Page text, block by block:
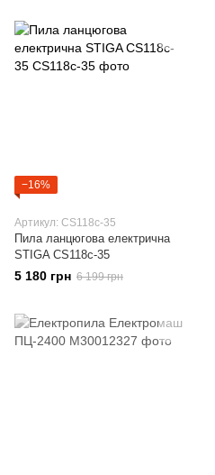
−16%
Артикул: CS118c-35
Пила ланцюгова електрична
STIGA CS118c-35
5 180 грн 6 199 грн